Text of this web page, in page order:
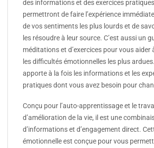
des informations et des exercices
permettront de faire l’expérience
de vos sentiments les plus lourds et de
les résoudre à leur source. C’est aussi un
méditations et d’exercices pour vous aider
les difficultés émotionnelles les plus
apporte à la fois les informations et les
pratiques dont vous avez besoin pour
Conçu pour l’auto-apprentissage et le
d’amélioration de la vie, il est une
d’informations et d’engagement direct.
émotionnelle est conçue pour vous